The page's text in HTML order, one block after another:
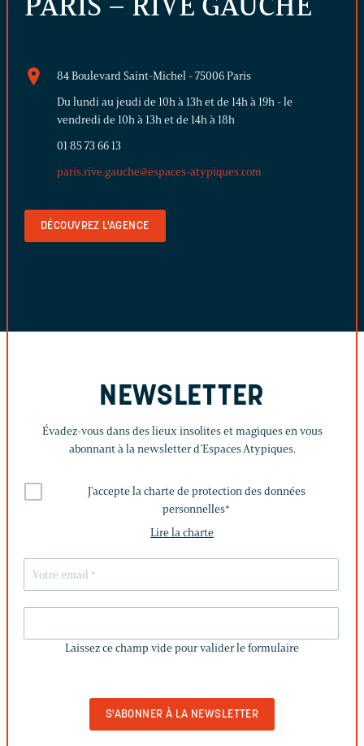
84 Boulevard Saint-Michel - 75006 Paris
Du lundi au jeudi de 10h à 13h et de 14h à 19h - le
vendredi de 10h à 13h et de 14h à 18h
01 85 73 66 13
paris.rive.gauche@espaces-atypiques.com
DÉCOUVREZ L'AGENCE
NEWSLETTER
Évadez-vous dans des lieux insolites et magiques en vous
abonnant à la newsletter d’Espaces Atypiques.
J'accepte la charte de protection des données
personnelles*
Lire la charte
CHAMP
Laissez ce champ vide pour valider le formulaire